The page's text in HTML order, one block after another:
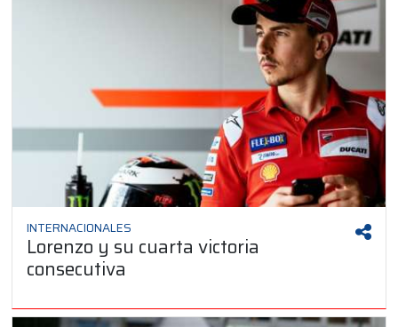
INTERNACIONALES
Lorenzo y su cuarta victoria
consecutiva